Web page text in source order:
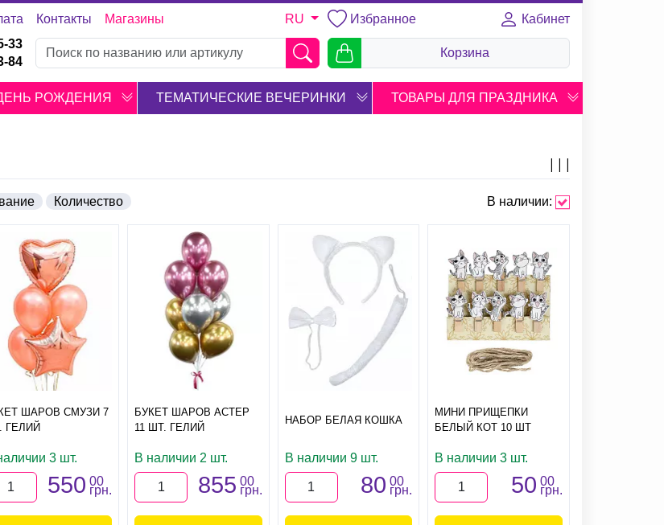
Контакты Магазины RU Избранное
Кабинет
33
84
Корзина
РОЖДЕНИЯ ТЕМАТИЧЕСКИЕ ВЕЧЕРИНКИ ТОВАРЫ ДЛЯ ПРАЗДНИКА
Количество В наличии:
ШАРОВ СМУЗИ 7
ГЕЛИЙ
3 шт.
550 00
грн.
БУКЕТ ШАРОВ АСТЕР
11 ШТ. ГЕЛИЙ
В наличии 2 шт.
855 00
грн.
НАБОР БЕЛАЯ КОШКА
В наличии 9 шт.
80 00
грн.
МИНИ ПРИЩЕПКИ
БЕЛЫЙ КОТ 10 ШТ
В наличии 3 шт.
50 00
грн.